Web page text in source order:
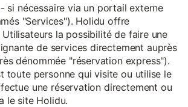
si nécessaire via un portail externe
"Services"). Holidu offre
la possibilité de faire une
de services directement auprès
dénommée "réservation express").
toute personne qui visite ou utilise le
une réservation directement ou
le site Holidu.